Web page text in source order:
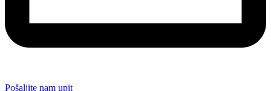
Pošaljite nam upit